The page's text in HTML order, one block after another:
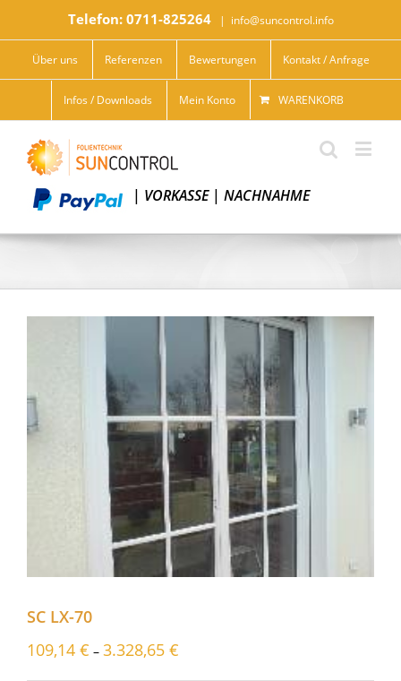
Telefon: 0711-825264 | info@suncontrol.info
Über uns Referenzen Bewertungen Kontakt / Anfrage
Infos / Downloads Mein Konto WARENKORB
| VORKASSE| NACHNAHME
SC LX-70
109,14 € – 3.328,65 €